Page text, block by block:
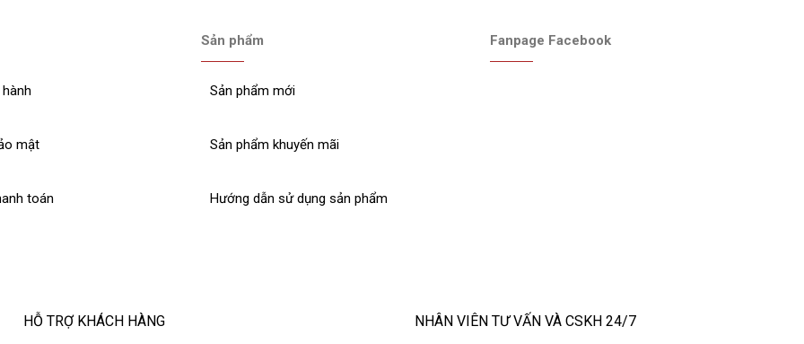
Fanpage Facebook
Sản phẩm
Sản phẩm mới
mật
toán
Sản phẩm khuyến mãi
Hướng dẫn sử dụng sản phẩm
HỖ TRỢ KHÁCH HÀNG NHÂN VIÊN TƯ VẤN VÀ CSKH 24/7